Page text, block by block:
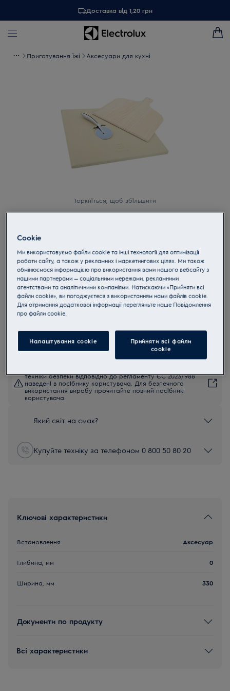
Доставка від 1,20 грн
Приготування їжі Аксесуари для кухні
Торкніться, щоб збільшити
E9OHPS1
Набір камінь і ніж для піци
4.8 (43)
Переваги
Створюйте неперевершені піци, випікаючи їх на нашому камені.
До складу набору для піци входить камінь для готування,
лопатка та ніж для нарізання.
забезпечуючи смачний та хрусткий результат.
техніки безпеки відповідно до регламенту ЄС 2023/988
наведені в посібнику користувача. Для безпечного
використання виробу прочитайте повний посібник
користувача.
Який світ на смак?
Купуйте техніку за телефоном 0 800 50 80 20
Ключові характеристики
Встановлення Аксесуар
Глибина, мм 0
Ширина, мм 330
Документи по продукту
Всі характеристики
Cookie
Ми використовуємо файли cookie та інші технології для оптимізації
роботи сайту, а також у рекламних і маркетингових цілях. Ми також
обмінюємося інформацією про використання вами нашого вебсайту з
нашими партнерами — соціальними мережами, рекламними
агентствами та аналітичними компаніями. Натискаючи «Прийняти всі
файли cookie», ви погоджуєтеся з використанням нами файлів cookie.
Для отримання додаткової інформації перегляньте наше Пoвідомлення
прo файли cookie.
Налаштування cookie
Прийняти всі файли
сookie